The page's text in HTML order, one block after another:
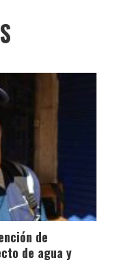
de
de agua y